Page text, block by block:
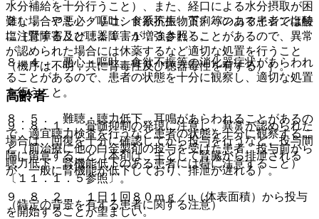
２）． アミノグリコシド系抗生物質、バンコマイシン塩酸
塩［腎障害及び聴器障害が増強されることがあるので、異常
が認められた場合には休薬するなど適切な処置を行うこと
（機序は不明；共に腎毒性及び聴器毒性を有する）］。
高齢者
９．８．１． 骨髄抑制の発現に注意し、異常が認められた
場合は、回復を十分に確認してから投与を行うなど、投与間
隔に留意すること（本剤は、主として腎臓から排泄される
が、一般に腎機能が低下しており、排泄が遅れる）。
９．８．２． １日１回８０ｍｇ／u（体表面積）から投与
を開始することが望ましい。
水分補給を十分行うこと）、また、経口による水分摂取が困
難な場合や悪心・嘔吐、食欲不振、下痢等のある患者では特
に注意すること〔１１．１．３参照〕。
８．４． 悪心・嘔吐、食欲不振等の消化器症状があらわれ
ることがあるので、患者の状態を十分に観察し、適切な処置
を行うこと。
８．５． 難聴・聴力低下、耳鳴があらわれることがあるの
で、適宜聴力検査を行うなど患者の状態を十分に観察するこ
と（前治療に他の白金製剤の投与を受けた患者、投与前から
聴力低下、腎機能低下のある患者には特に注意すること）
〔１１．１．５参照〕。
（特定の背景を有する患者に関する注意）